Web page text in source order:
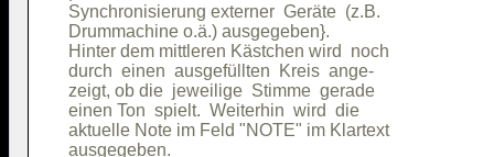
Synchronisierung externer  Geräte  (z.B.
Drummachine o.ä.) ausgegeben}.
Hinter dem mittleren Kästchen wird  noch
durch  einen  ausgefüllten  Kreis  ange-
zeigt, ob die  jeweilige  Stimme  gerade
einen Ton  spielt.  Weiterhin  wird  die
aktuelle Note im Feld "NOTE" im Klartext
ausgegeben.